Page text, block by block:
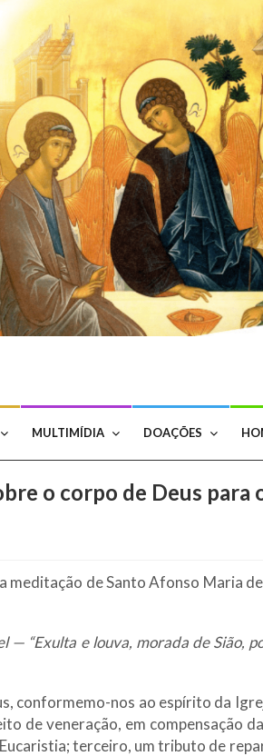
MULTIMÍDIA DOAÇÕES
o corpo de Deus para
meditação de Santo Afonso Maria
“Exulta e louva, morada de Sião,
conformemo-nos ao espírito da
de veneração, em compensação
terceiro, um tributo de